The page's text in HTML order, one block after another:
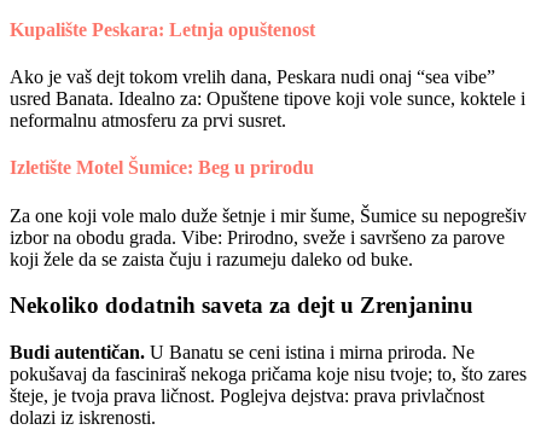
Kupalište Peskara: Letnja opuštenost
Ako je vaš dejt tokom vrelih dana, Peskara nudi onaj “sea vibe”
usred Banata. Idealno za: Opuštene tipove koji vole sunce, koktele i
neformalnu atmosferu za prvi susret.
Izletište Motel Šumice: Beg u prirodu
Za one koji vole malo duže šetnje i mir šume, Šumice su nepogrešiv
izbor na obodu grada. Vibe: Prirodno, sveže i savršeno za parove
koji žele da se zaista čuju i razumeju daleko od buke.
Nekoliko dodatnih saveta za dejt u Zrenjaninu
Budi autentičan. U Banatu se ceni istina i mirna priroda. Ne
pokušavaj da fasciniraš nekoga pričama koje nisu tvoje; to, što zares
šteje, je tvoja prava ličnost. Poglejva dejstva: prava privlačnost
dolazi iz iskrenosti.